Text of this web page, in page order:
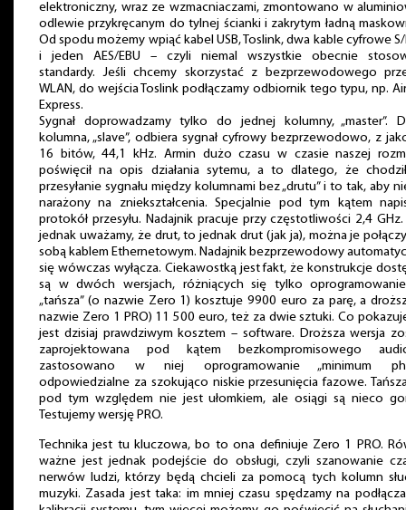
elektroniczny, wraz ze wzmacniaczami, zmontowano w
odlewie przykręcanym do tylnej ścianki i zakrytym ładną
Od spodu możemy wpiąć kabel USB, Toslink, dwa kable cyfrowe S/
i jeden AES/EBU – czyli niemal wszystkie obecnie
standardy. Jeśli chcemy skorzystać z bezprzewodowego
WLAN, do wejścia Toslink podłączamy odbiornik tego typu, np.
Express.
Sygnał doprowadzamy tylko do jednej kolumny, „master”.
kolumna, „slave”, odbiera sygnał cyfrowy bezprzewodowo, z
16 bitów, 44,1 kHz. Armin dużo czasu w czasie naszej
poświęcił na opis działania sytemu, a to dlatego, że
przesyłanie sygnału między kolumnami bez „drutu” i to tak, aby
narażony na zniekształcenia. Specjalnie pod tym kątem
protokół przesyłu. Nadajnik pracuje przy częstotliwości 2,4 GHz.
jednak uważamy, że drut, to jednak drut (jak ja), można je
sobą kablem Ethernetowym. Nadajnik bezprzewodowy
się wówczas wyłącza. Ciekawostką jest fakt, że konstrukcje
są w dwóch wersjach, różniących się tylko
„tańsza” (o nazwie Zero 1) kosztuje 9900 euro za parę, a
nazwie Zero 1 PRO) 11 500 euro, też za dwie sztuki. Co
jest dzisiaj prawdziwym kosztem – software. Droższa wersja
zaprojektowana pod kątem bezkompromisowego
zastosowano w niej oprogramowanie „minimum
odpowiedzialne za szokująco niskie przesunięcia fazowe.
pod tym względem nie jest ułomkiem, ale osiągi są nieco
Testujemy wersję PRO.
Technika jest tu kluczowa, bo to ona definiuje Zero 1 PRO.
ważne jest jednak podejście do obsługi, czyli szanowanie
nerwów ludzi, którzy będą chcieli za pomocą tych kolumn
muzyki. Zasada jest taka: im mniej czasu spędzamy na